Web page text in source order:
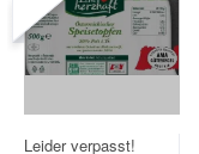
Leider verpasst!